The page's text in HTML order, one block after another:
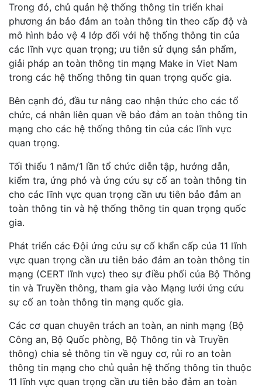
Trong đó, chủ quản hệ thống thông tin triển khai
phương án bảo đảm an toàn thông tin theo cấp độ và
mô hình bảo vệ 4 lớp đối với hệ thống thông tin của
các lĩnh vực quan trọng; ưu tiên sử dụng sản phẩm,
giải pháp an toàn thông tin mạng Make in Viet Nam
trong các hệ thống thông tin quan trọng quốc gia.
Bên cạnh đó, đầu tư nâng cao nhận thức cho các tổ
chức, cá nhân liên quan về bảo đảm an toàn thông tin
mạng cho các hệ thống thông tin của các lĩnh vực
quan trọng.
Tối thiểu 1 năm/1 lần tổ chức diễn tập, hướng dẫn,
kiểm tra, ứng phó và ứng cứu sự cố an toàn thông tin
cho các lĩnh vực quan trọng cần ưu tiên bảo đảm an
toàn thông tin và hệ thống thông tin quan trọng quốc
gia.
Phát triển các Đội ứng cứu sự cố khẩn cấp của 11 lĩnh
vực quan trọng cần ưu tiên bảo đảm an toàn thông tin
mạng (CERT lĩnh vực) theo sự điều phối của Bộ Thông
tin và Truyền thông, tham gia vào Mạng lưới ứng cứu
sự cố an toàn thông tin mạng quốc gia.
Các cơ quan chuyên trách an toàn, an ninh mạng (Bộ
Công an, Bộ Quốc phòng, Bộ Thông tin và Truyền
thông) chia sẻ thông tin về nguy cơ, rủi ro an toàn
thông tin mạng cho chủ quản hệ thống thông tin thuộc
11 lĩnh vực quan trọng cần ưu tiên bảo đảm an toàn